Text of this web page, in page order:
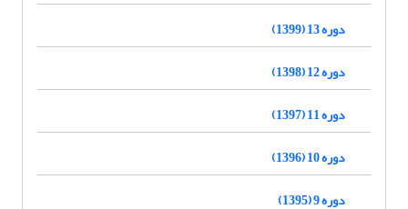
دوره 13 (1399)
دوره 12 (1398)
دوره 11 (1397)
دوره 10 (1396)
دوره 9 (1395)